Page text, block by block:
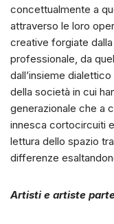
concettualmente a
attraverso le loro
creative forgiate
professionale, da
dall’insieme
della società in cui
generazionale che a
innesca cortocircuiti
lettura dello spazio
differenze
Artisti e artiste